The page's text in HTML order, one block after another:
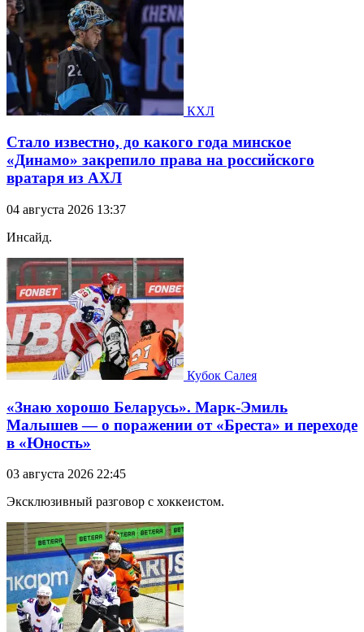
КХЛ
Стало известно, до какого года минское
«Динамо» закрепило права на российского
вратаря из АХЛ
04 августа 2026 13:37
Инсайд.
Кубок Салея
«Знаю хорошо Беларусь». Марк-Эмиль
Малышев — о поражении от «Бреста» и переходе
в «Юность»
03 августа 2026 22:45
Эксклюзивный разговор с хоккеистом.